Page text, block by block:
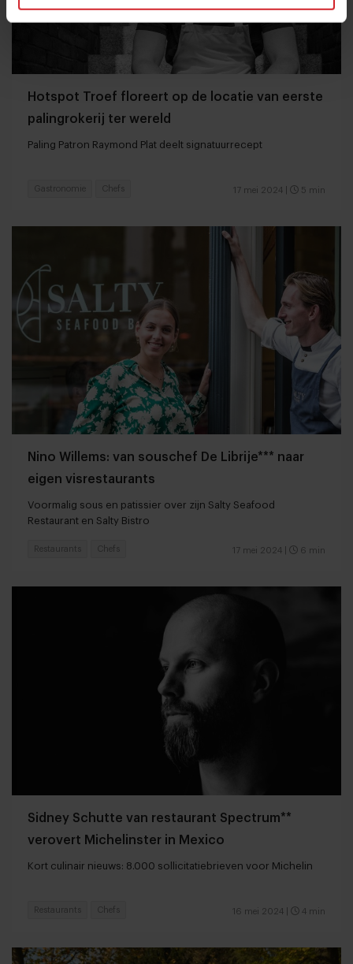
Hotspot Troef floreert op de locatie van eerste
palingrokerij ter wereld
Paling Patron Raymond Plat deelt signatuurrecept
17 mei 2024 5 min
Gastronomie Chefs
Nino Willems: van souschef De Librije*** naar
eigen visrestaurants
Voormalig sous en patissier over zijn Salty Seafood
Restaurant en Salty Bistro
17 mei 2024 6 min
Restaurants Chefs
Sidney Schutte van restaurant Spectrum**
verovert Michelinster in Mexico
Kort culinair nieuws: 8.000 sollicitatiebrieven voor Michelin
16 mei 2024 4 min
Restaurants Chefs